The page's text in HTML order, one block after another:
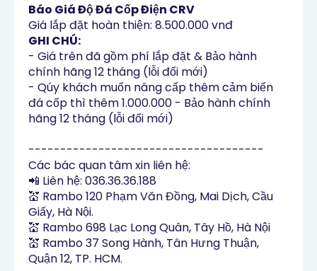
Báo Giá Độ Đá Cốp Điện CRV
Giá lắp đặt hoàn thiện: 8.500.000 vnđ
GHI CHÚ:
- Giá trên đã gồm phí lắp đặt & Bảo hành
chính hãng 12 tháng (lỗi đổi mới)
- Qúy khách muốn nâng cấp thêm cảm biến
đá cốp thì thêm 1.000.000 - Bảo hành chính
hãng 12 tháng (lỗi đổi mới)
-------------------------------------
Các bác quan tâm xin liên hệ:
📲 Liên hệ: 036.36.36.188
💒 Rambo 120 Phạm Văn Đồng, Mai Dịch, Cầu
Giấy, Hà Nội.
💒 Rambo 698 Lạc Long Quân, Tây Hồ, Hà Nội
💒 Rambo 37 Song Hành, Tân Hưng Thuận,
Quận 12, TP. HCM.